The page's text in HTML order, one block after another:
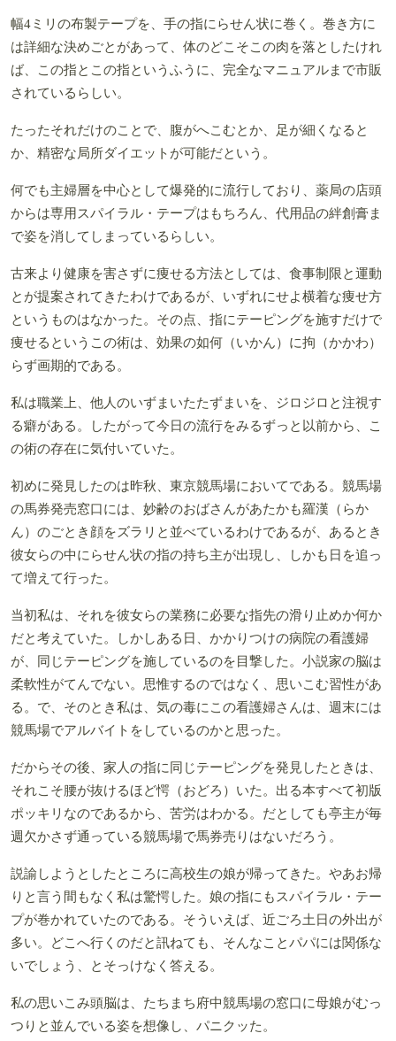
幅4ミリの布製テープを、手の指にらせん状に巻く。巻き方に
は詳細な決めごとがあって、体のどこそこの肉を落としたけれ
ば、この指とこの指というふうに、完全なマニュアルまで市販
されているらしい。
たったそれだけのことで、腹がへこむとか、足が細くなると
か、精密な局所ダイエットが可能だという。
何でも主婦層を中心として爆発的に流行しており、薬局の店頭
からは専用スパイラル・テープはもちろん、代用品の絆創膏ま
で姿を消してしまっているらしい。
古来より健康を害さずに痩せる方法としては、食事制限と運動
とが提案されてきたわけであるが、いずれにせよ横着な痩せ方
というものはなかった。その点、指にテーピングを施すだけで
痩せるというこの術は、効果の如何（いかん）に拘（かかわ）
らず画期的である。
私は職業上、他人のいずまいたたずまいを、ジロジロと注視す
る癖がある。したがって今日の流行をみるずっと以前から、こ
の術の存在に気付いていた。
初めに発見したのは昨秋、東京競馬場においてである。競馬場
の馬券発売窓口には、妙齢のおばさんがあたかも羅漢（らか
ん）のごとき顔をズラリと並べているわけであるが、あるとき
彼女らの中にらせん状の指の持ち主が出現し、しかも日を追っ
て増えて行った。
当初私は、それを彼女らの業務に必要な指先の滑り止めか何か
だと考えていた。しかしある日、かかりつけの病院の看護婦
が、同じテーピングを施しているのを目撃した。小説家の脳は
柔軟性がてんでない。思惟するのではなく、思いこむ習性があ
る。で、そのとき私は、気の毒にこの看護婦さんは、週末には
競馬場でアルバイトをしているのかと思った。
だからその後、家人の指に同じテーピングを発見したときは、
それこそ腰が抜けるほど愕（おどろ）いた。出る本すべて初版
ポッキリなのであるから、苦労はわかる。だとしても亭主が毎
週欠かさず通っている競馬場で馬券売りはないだろう。
説諭しようとしたところに高校生の娘が帰ってきた。やあお帰
りと言う間もなく私は驚愕した。娘の指にもスパイラル・テー
プが巻かれていたのである。そういえば、近ごろ土日の外出が
多い。どこへ行くのだと訊ねても、そんなことパパには関係な
いでしょう、とそっけなく答える。
私の思いこみ頭脳は、たちまち府中競馬場の窓口に母娘がむっ
つりと並んでいる姿を想像し、パニクッた。